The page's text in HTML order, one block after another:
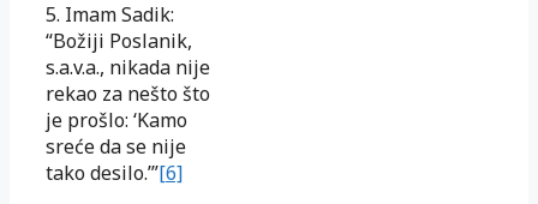
5. Imam Sadik:
“Božiji Poslanik,
s.a.v.a., nikada nije
rekao za nešto što
je prošlo: ‘Kamo
sreće da se nije
tako desilo.’”[6]